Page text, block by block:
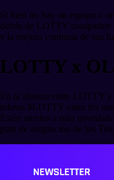
Si bien no hay un equipo o
detrás de LOTTY
y la mejora continua de sus
LOTTY x
En la alianza entre LOTTY
tokens $LOTTY entre los
Estén atentos a más
plan de asignación de los